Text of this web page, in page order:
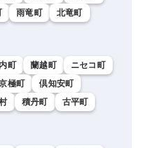
雨竜町
北竜町
町 蘭越町
ニセコ町
極町
倶知安町
積丹町
古平町